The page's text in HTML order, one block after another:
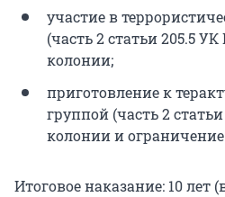
участие в
(часть 2 статьи 205.5
колонии;
приготовление к
группой (часть 2
колонии и
Итоговое наказание: 10 лет